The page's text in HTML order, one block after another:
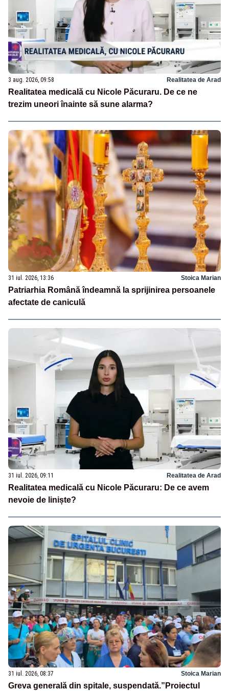
3 aug. 2026, 09:58 Realitatea de Arad
Realitatea medicală cu Nicole Păcuraru. De ce ne
trezim uneori înainte să sune alarma?
31 iul. 2026, 13:36 Stoica Marian
Patriarhia Română îndeamnă la sprijinirea persoanele
afectate de caniculă
31 iul. 2026, 09:11 Realitatea de Arad
Realitatea medicală cu Nicole Păcuraru: De ce avem
nevoie de liniște?
31 iul. 2026, 08:37 Stoica Marian
Greva generală din spitale, suspendată.”Proiectul